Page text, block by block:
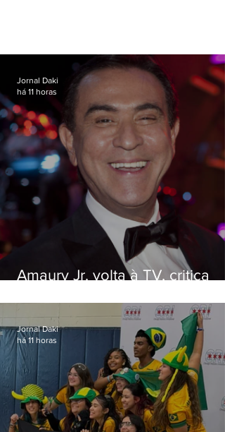
Amaury Jr. volta à TV, critica
viraram colunistas de si
Jornal Daki
há 11 horas
Jornal Daki
há 11 horas